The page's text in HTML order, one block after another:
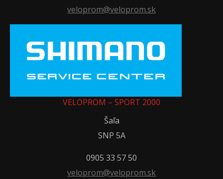
veloprom@veloprom.sk
VELOPROM – SPORT 2000
Šaľa
SNP 5A
0905 33 57 50
veloprom@veloprom.sk